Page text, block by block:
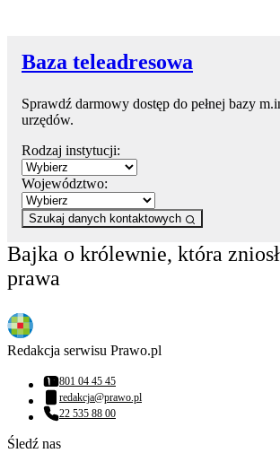
Baza teleadresowa
Sprawdź darmowy dostęp do pełnej bazy
urzędów.
Rodzaj instytucji:
Województwo:
Szukaj danych kontaktowych
Bajka o królewnie, która
prawa
Redakcja serwisu Prawo.pl
Numer telefonu:
801 04 45 45
Adres email:
redakcja@prawo.pl
Numer telefonu:
22 535 88 00
Śledź nas